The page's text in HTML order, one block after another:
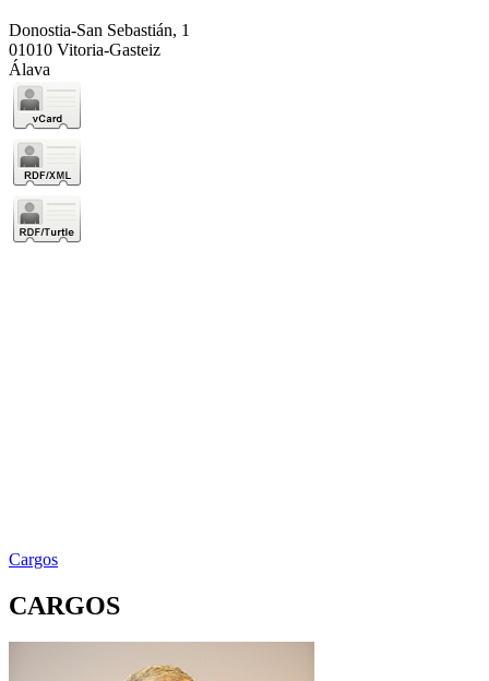
Donostia-San Sebastián, 1
01010 Vitoria-Gasteiz
Álava
Cargos
CARGOS